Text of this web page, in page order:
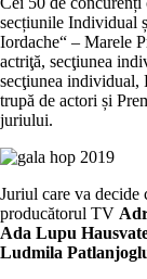
secțiunile Individual
Iordache“ – Marele
actriţă, secţiunea
secţiunea individual,
trupă de actori și
juriului.
Juriul care va
producătorul TV
Ada Lupu
Ludmila